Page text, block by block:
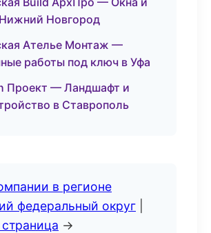
Новгород
Ателье Монтаж —
работы под ключ в Уфа
Проект — Ландшафт и
в Ставрополь
в регионе
федеральный округ
→